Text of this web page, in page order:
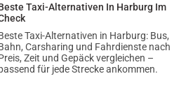
Taxi-Alternativen In Harburg Im
Taxi-Alternativen in Harburg: Bus,
Carsharing und Fahrdienste nach
Zeit und Gepäck vergleichen –
für jede Strecke ankommen.